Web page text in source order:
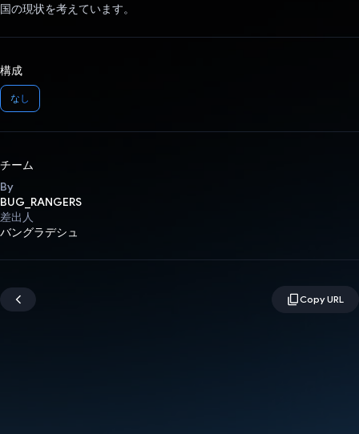
国の現状を考えています。
構成
なし
チーム
By
BUG_RANGERS
差出人
バングラデシュ